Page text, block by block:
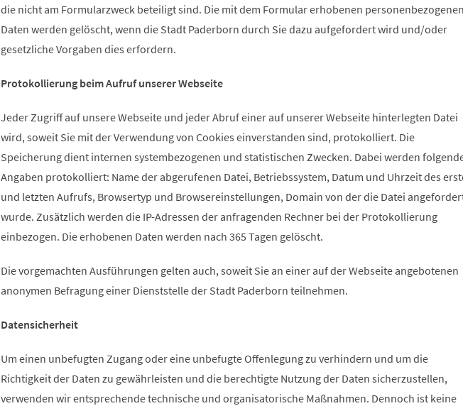
die nicht am Formularzweck beteiligt sind. Die mit dem Formular erhobenen personenbezogenen
Daten werden gelöscht, wenn die Stadt Paderborn durch Sie dazu aufgefordert wird und/oder
gesetzliche Vorgaben dies erfordern.
Protokollierung beim Aufruf unserer Webseite
Jeder Zugriff auf unsere Webseite und jeder Abruf einer auf unserer Webseite hinterlegten Datei
wird, soweit Sie mit der Verwendung von Cookies einverstanden sind, protokolliert. Die
Speicherung dient internen systembezogenen und statistischen Zwecken. Dabei werden
Angaben protokolliert: Name der abgerufenen Datei, Betriebssystem, Datum und Uhrzeit des
und letzten Aufrufs, Browsertyp und Browsereinstellungen, Domain von der die Datei
wurde. Zusätzlich werden die IP-Adressen der anfragenden Rechner bei der Protokollierung
einbezogen. Die erhobenen Daten werden nach 365 Tagen gelöscht.
Die vorgemachten Ausführungen gelten auch, soweit Sie an einer auf der Webseite angebotenen
anonymen Befragung einer Dienststelle der Stadt Paderborn teilnehmen.
Datensicherheit
Um einen unbefugten Zugang oder eine unbefugte Offenlegung zu verhindern und um die
Richtigkeit der Daten zu gewährleisten und die berechtigte Nutzung der Daten sicherzustellen,
verwenden wir entsprechende technische und organisatorische Maßnahmen. Dennoch ist keine